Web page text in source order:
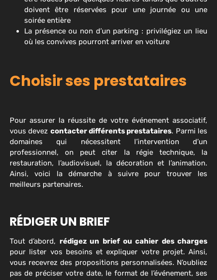
doivent être réservées pour une journée ou une
soirée entière
La présence ou non d’un parking : privilégiez un lieu
où les convives pourront arriver en voiture
Choisir ses prestataires
Pour assurer la réussite de votre événement associatif,
vous devez contacter différents prestataires. Parmi les
domaines qui nécessitent l’intervention d’un
professionnel, on peut citer la régie technique, la
restauration, l’audiovisuel, la décoration et l’animation.
Ainsi, voici la démarche à suivre pour trouver les
meilleurs partenaires.
RÉDIGER UN BRIEF
Tout d’abord, rédigez un brief ou cahier des charges
pour lister vos besoins et expliquer votre projet. Ainsi,
vous recevrez des propositions personnalisées. N’oubliez
pas de préciser votre date, le format de l’événement, ses